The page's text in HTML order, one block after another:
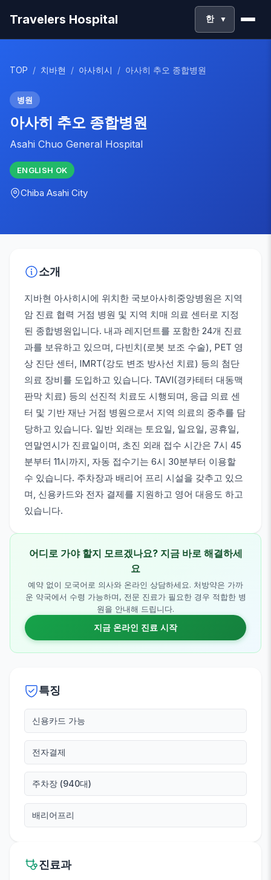
Travelers Hospital 한 ▼
TOP / 치바현 / 아사히시 / 아사히 추오 종합병원
병원
아사히 추오 종합병원
Asahi Chuo General Hospital
ENGLISH OK
Chiba Asahi City
소개
지바현 아사히시에 위치한 국보아사히중앙병원은 지역
암 진료 협력 거점 병원 및 지역 치매 의료 센터로 지정
된 종합병원입니다. 내과 레지던트를 포함한 24개 진료
과를 보유하고 있으며, 다빈치(로봇 보조 수술), PET 영
상 진단 센터, IMRT(강도 변조 방사선 치료) 등의 첨단
의료 장비를 도입하고 있습니다. TAVI(경카테터 대동맥
판막 치료) 등의 선진적 치료도 시행되며, 응급 의료 센
터 및 기반 재난 거점 병원으로서 지역 의료의 중추를 담
당하고 있습니다. 일반 외래는 토요일, 일요일, 공휴일,
연말연시가 진료일이며, 초진 외래 접수 시간은 7시 45
분부터 11시까지, 자동 접수기는 6시 30분부터 이용할
수 있습니다. 주차장과 배리어 프리 시설을 갖추고 있으
며, 신용카드와 전자 결제를 지원하고 영어 대응도 하고
있습니다.
어디로 가야 할지 모르겠나요? 지금 바로 해결하세
요
예약 없이 모국어로 의사와 온라인 상담하세요. 처방약은 가까
운 약국에서 수령 가능하며, 전문 진료가 필요한 경우 적합한 병
원을 안내해 드립니다.
지금 온라인 진료 시작
특징
신용카드 가능
전자결제
주차장 (940대)
배리어프리
진료과